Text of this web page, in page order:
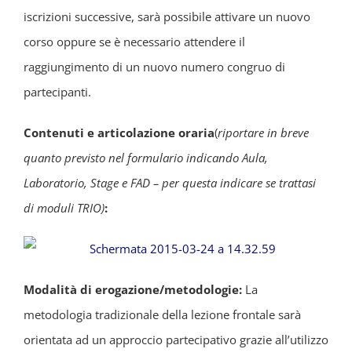
iscrizioni successive, sarà possibile attivare un nuovo
corso oppure se è necessario attendere il
raggiungimento di un nuovo numero congruo di
partecipanti.
Contenuti e articolazione oraria(riportare in breve
quanto previsto nel formulario indicando Aula,
Laboratorio, Stage e FAD – per questa indicare se trattasi
di moduli TRIO):
Modalità di erogazione/metodologie: La
metodologia tradizionale della lezione frontale sarà
orientata ad un approccio partecipativo grazie all’utilizzo